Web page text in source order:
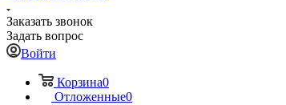
Заказать звонок
Задать вопрос
Войти
Корзина0
Отложенные0